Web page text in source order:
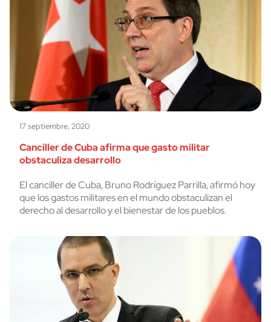
17 septiembre, 2020
Canciller de Cuba afirma que gasto militar
obstaculiza desarrollo
El canciller de Cuba, Bruno Rodríguez Parrilla, afirmó hoy
que los gastos militares en el mundo obstaculizan el
derecho al desarrollo y el bienestar de los pueblos.